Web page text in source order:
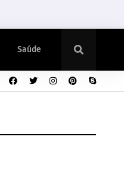
Saúde